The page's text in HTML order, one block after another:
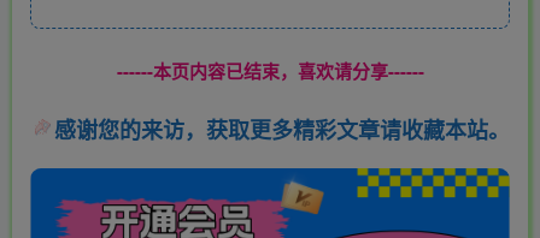
------本页内容已结束，喜欢请分享------
感谢您的来访，获取更多精彩文章请收藏本站。